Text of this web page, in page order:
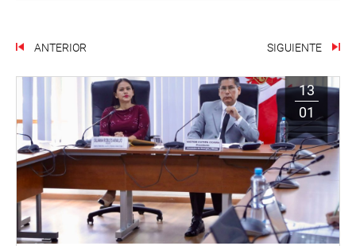
ANTERIOR SIGUIENTE
13
01